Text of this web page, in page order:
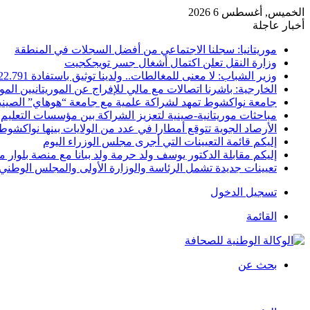
الخميس, أغسطس 6 2026
أخبار عاجلة
موريتانيا: سجلنا الاجتماعي من أفضل السجلات في المنطقة
وزارة النقل تعلن اكتمال أشغال جسر تويجكجيت
وزير الشباب: لا معنى للمغالطات.. ولدينا توثيق باستفادة 22.791
الخارجية: باشرنا اتصالات مع مالي للإفراج عن الموريتانيين
جامعة نواكشوط تمهد لشراكة علمية مع جامعة “هوهاي”
مباحثات موريتانية-صينية لتعزيز الشراكة بين مؤسسات التعليم
الأرصاد الجوية تتوقع أمطارا في عدد من الولايات بينها
إليكم قائمة التعيينات التي أجرى مجلس الوزراء اليوم
إليكم مقابلة الدكتور يوسف ولد حرمة ولد ببانا مع منصة بلوار
تعيينات جديدة تشمل الرئاسة والوزارة الأولى والمجلس
تسجيل الدخول
القائمة
بحث عن